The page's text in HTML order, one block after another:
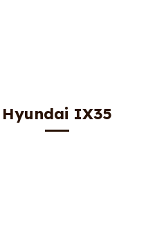
Hyundai IX35